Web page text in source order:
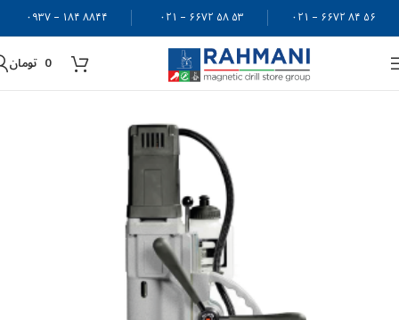
۵۶ ۸۴ ۶۶۷۲ – ۰۲۱ ۵۳ ۵۸ ۶۶۷۲ – ۰۲۱ ۸۸۴۴ ۱۸۴ – ۰۹۳۷
0 تومان